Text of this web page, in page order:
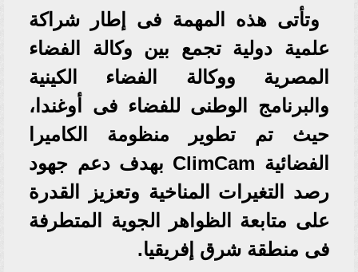
وتأتى هذه المهمة فى إطار شراكة
علمية دولية تجمع بين وكالة الفضاء
المصرية ووكالة الفضاء الكينية
والبرنامج الوطنى للفضاء فى أوغندا،
حيث تم تطوير منظومة الكاميرا
الفضائية ClimCam بهدف دعم جهود
رصد التغيرات المناخية وتعزيز القدرة
على متابعة الظواهر الجوية المتطرفة
فى منطقة شرق إفريقيا.